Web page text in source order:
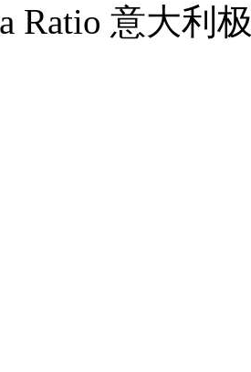
Ratio 意大利